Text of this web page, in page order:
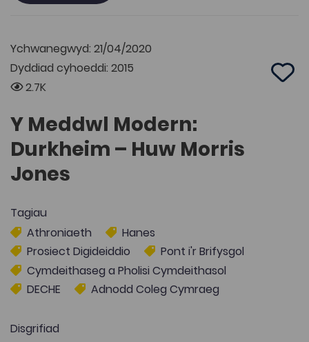
Ychwanegwyd: 21/04/2020
Dyddiad cyhoeddi: 2015
2.7K
Add
Y Meddwl Modern:
Durkheim – Huw Morris
Jones
Tagiau
Athroniaeth
Hanes
Prosiect Digideiddio
Pont i'r Brifysgol
Cymdeithaseg a Pholisi Cymdeithasol
DECHE
Adnodd Coleg Cymraeg
Disgrifiad